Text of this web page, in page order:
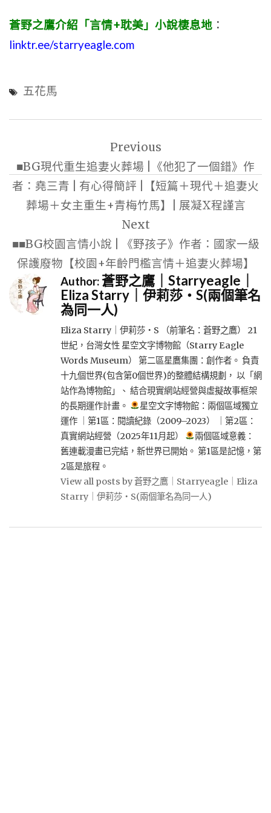
蒼野之鷹介紹「言情+耽美」小說棲息地 ：
linktr.ee/starryeagle.com
五花馬
導
覽
Previous
■BG現代重生追妻火葬場 |《他犯了一個錯》作
者：堯三青 | 有心得簡評 |【短篇＋現代＋追妻火
葬場＋女主重生+青梅竹馬】| 展凝X程謹言
Next
■■BG校園言情小說 | 《野孩子》作者：國家一級
保護廢物【校園+年齡門檻言情＋追妻火葬場】
Author:蒼野之鷹｜Starryeagle｜
Eliza Starry｜伊莉莎・S(兩個筆名
為同一人)
Eliza Starry｜伊莉莎・S （前筆名：蒼野之鷹） 21
世紀，台灣女性 星空文字博物館（Starry Eagle
Words Museum） 第二區星鷹集團：創作者。 負責
十九個世界(包含第0個世界)的整體結構規劃， 以「網
站作為博物館」、 結合現實網站經營與虛擬故事框架
的長期運作計畫。
星空文字博物館：兩個區域獨立
運作 ｜第1區：閱讀紀錄（2009–2023） ｜第2區：
真實網站經營（2025年11月起）
兩個區域意義：
舊連載漫畫已完結，新世界已開始。 第1區是記憶，第
2區是旅程。
View all posts by 蒼野之鷹｜Starryeagle｜Eliza
Starry｜伊莉莎・S(兩個筆名為同一人)